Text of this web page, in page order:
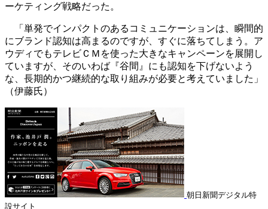
ーケティング戦略だった。
「単発でインパクトのあるコミュニケーションは、瞬間的
にブランド認知は高まるのですが、すぐに落ちてしまう。ア
ウディでもテレビＣＭを使った大きなキャンペーンを展開し
ていますが、そのいわば『谷間』にも認知を下げないよう
な、長期的かつ継続的な取り組みが必要と考えていました」
（伊藤氏）
朝日新聞デジタル特
設サイト